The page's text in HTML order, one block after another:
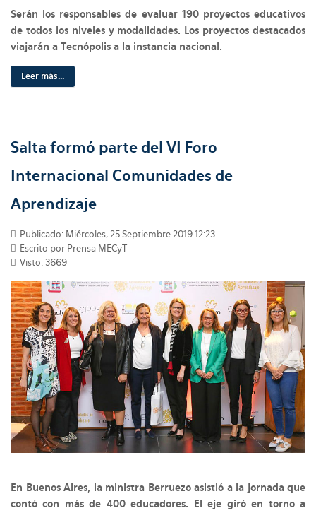
Serán los responsables de evaluar 190 proyectos educativos
de todos los niveles y modalidades. Los proyectos destacados
viajarán a Tecnópolis a la instancia nacional.
Leer más...
Salta formó parte del VI Foro
Internacional Comunidades de
Aprendizaje
Publicado: Miércoles, 25 Septiembre 2019 12:23
Escrito por Prensa MECyT
Visto: 3669
En Buenos Aires, la ministra Berruezo asistió a la jornada que
contó con más de 400 educadores. El eje giró en torno a